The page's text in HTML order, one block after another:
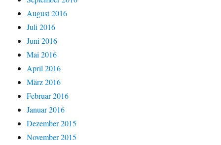
August 2016
Juli 2016
Juni 2016
Mai 2016
April 2016
März 2016
Februar 2016
Januar 2016
Dezember 2015
November 2015